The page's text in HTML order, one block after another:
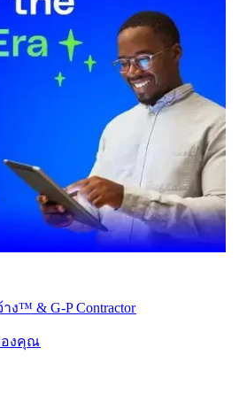
ง™ & G-P Contractor​​
องคุณ​​